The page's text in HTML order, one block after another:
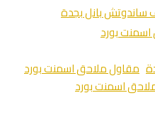
ساندوتش بانل بجدة
بورد
مقاول ملاحق اسمنت بورد
اسمنت بورد